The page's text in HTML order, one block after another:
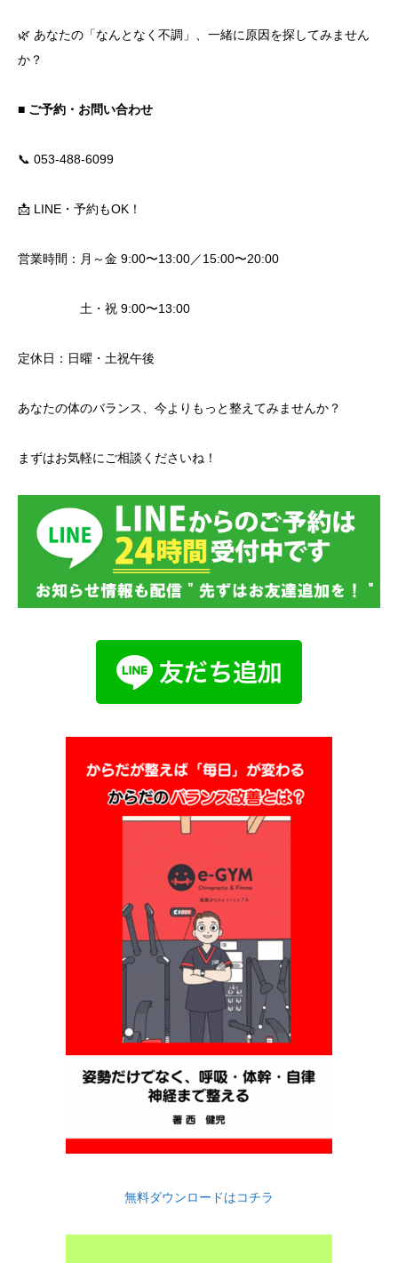
🌿 あなたの「なんとなく不調」、一緒に原因を探してみません
か？
■ ご予約・お問い合わせ
📞 053-488-6099
📩 LINE・予約もOK！
営業時間：月～金 9:00〜13:00／15:00〜20:00
土・祝 9:00〜13:00
定休日：日曜・土祝午後
あなたの体のバランス、今よりもっと整えてみませんか？
まずはお気軽にご相談くださいね！
無料ダウンロードはコチラ